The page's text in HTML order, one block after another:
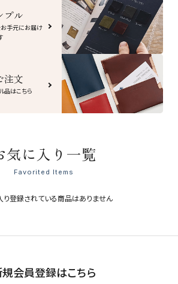
プル
手元にお届け
注文
品はこちら
気に入り一覧
Favorited Items
り登録されている商品はありません
会員登録はこちら